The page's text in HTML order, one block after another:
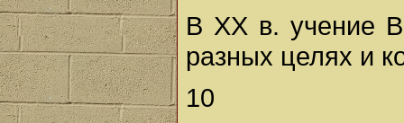
В XX в. учение
разных целях и
10